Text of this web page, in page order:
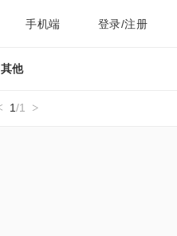
手机端 登录/注册
其他
1/1